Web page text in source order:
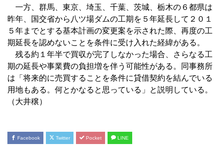
一方、群馬、東京、埼玉、千葉、茨城、栃木の６都県は
昨年、国交省から八ツ場ダムの工期を５年延長して２０１
５年までとする基本計画の変更案を示された際、再度の工
期延長を認めないことを条件に受け入れた経緯がある。
残る約１年半で買収が完了しなかった場合、さらなる工
期の延長や事業費の負担増を伴う可能性がある。同事務所
は「将来的に売買することを条件に貸借契約を結んでいる
用地もある。何とかなると思っている」と説明している。
（大井穣）
Facebook Twitter Pocket LINE